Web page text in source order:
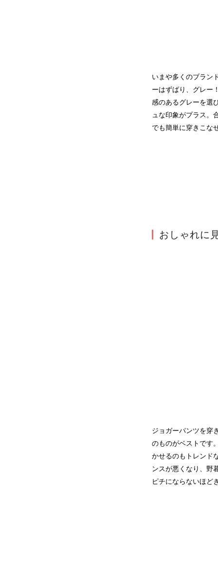
いまや多くのブラン
ーはずばり、グレー
感のあるグレーを選
ュな印象がプラス。
でも簡単に穿きこな
おしゃれに
ジョガーパンツを穿
のものがベストです
かせるのもトレンド
ンスが悪くなり、野
ピチにならないほど